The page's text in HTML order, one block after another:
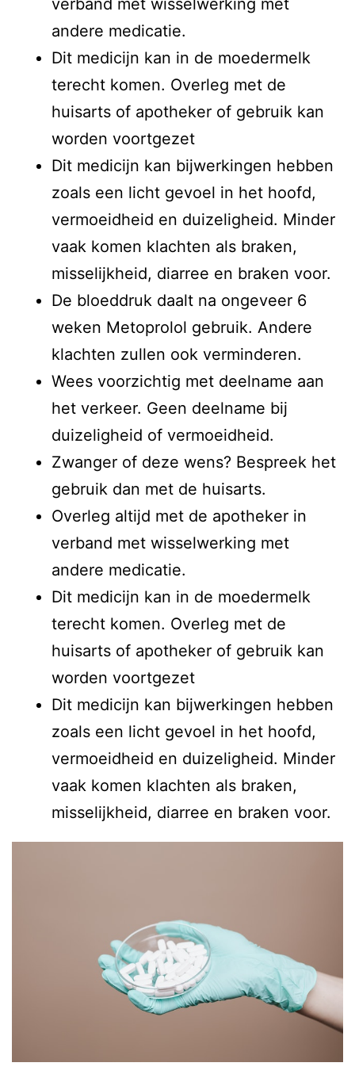
verband met wisselwerking met
andere medicatie.
Dit medicijn kan in de moedermelk
terecht komen. Overleg met de
huisarts of apotheker of gebruik kan
worden voortgezet
Dit medicijn kan bijwerkingen hebben
zoals een licht gevoel in het hoofd,
vermoeidheid en duizeligheid. Minder
vaak komen klachten als braken,
misselijkheid, diarree en braken voor.
De bloeddruk daalt na ongeveer 6
weken Metoprolol gebruik. Andere
klachten zullen ook verminderen.
Wees voorzichtig met deelname aan
het verkeer. Geen deelname bij
duizeligheid of vermoeidheid.
Zwanger of deze wens? Bespreek het
gebruik dan met de huisarts.
Overleg altijd met de apotheker in
verband met wisselwerking met
andere medicatie.
Dit medicijn kan in de moedermelk
terecht komen. Overleg met de
huisarts of apotheker of gebruik kan
worden voortgezet
Dit medicijn kan bijwerkingen hebben
zoals een licht gevoel in het hoofd,
vermoeidheid en duizeligheid. Minder
vaak komen klachten als braken,
misselijkheid, diarree en braken voor.